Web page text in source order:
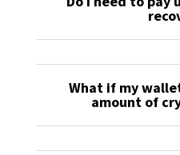
What if my
amount of